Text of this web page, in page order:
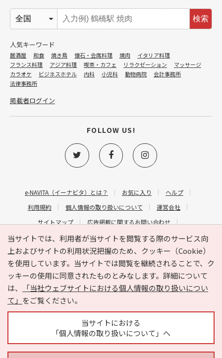
当サイトでは、利用者が当サイトを閲覧する際のサービス向
上およびサイトの利用状況把握のため、クッキー（Cookie）
を使用しています。当サイトでは閲覧を継続されることで、ク
ッキーの使用に同意されたものとみなします。詳細について
は、
「当社ウェブサイトにおける個人情報の取り扱いについ
て」 をご覧ください。
当サイトにおける
「個人情報の取り扱いについて」へ
e-NAVITA（イーナビタ）とは？ お気に入り
ヘルプ
利用規約
個人情報の取り扱いについて
運営会社
サイトマップ
広告掲載に関するお問い合わせ
サイトの内容に関するお問い合わせ
検索
人気キーワード
居酒屋 和食 焼き鳥 懐石・会席料理 焼肉
イタリア料理
フランス料理
アジア料理 喫茶・カフェ リラクゼーション
マッサージ
カラオケ
ビジネスホテル 内科 小児科 動物病院
会計事務所
法律事務所
掲載者ログイン
FOLLOW US!
Copyright © HYOJITO.Co.,Ltd. All Rights Reserved.